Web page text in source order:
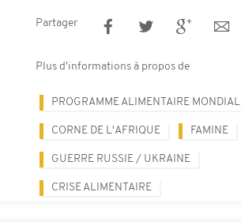
Partager
Plus d'informations à propos de
PROGRAMME ALIMENTAIRE MONDIAL
CORNE DE L'AFRIQUE FAMINE
GUERRE RUSSIE / UKRAINE
CRISE ALIMENTAIRE